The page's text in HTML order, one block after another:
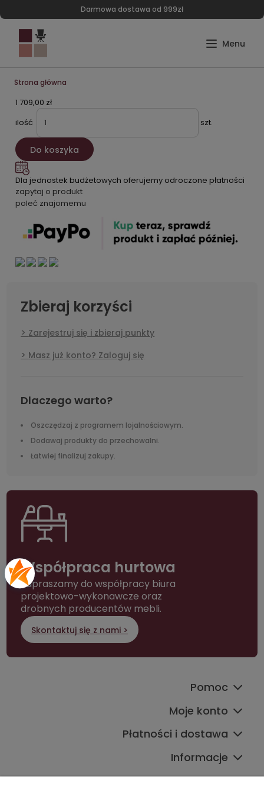
Darmowa dostawa od 999zł
Strona główna
1 709,00 zł
ilość
szt.
Do koszyka
Dla jednostek budżetowych oferujemy odroczone płatności
zapytaj o produkt
poleć znajomemu
Zbieraj korzyści
Zarejestruj się i zbieraj punkty
Masz już konto? Zaloguj się
Dlaczego warto?
Oszczędzaj z programem lojalnościowym.
Dodawaj produkty do przechowalni.
Łatwiej finalizuj zakupy.
Współpraca hurtowa
Zapraszamy do współpracy biura
projektowo-wykonawcze oraz
drobnych producentów mebli.
Skontaktuj się z nami >
Pomoc
Moje konto
Płatności i dostawa
Informacje
Kontakt ze sklepem